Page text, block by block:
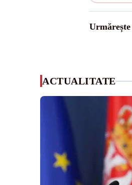
ACTUALITATE